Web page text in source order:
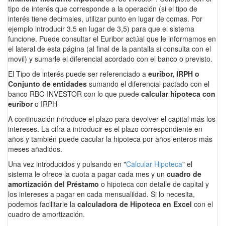
tipo de interés que corresponde a la operación (si el tipo de
interés tiene decimales, utilizar punto en lugar de comas. Por
ejemplo introducir 3.5 en lugar de 3,5) para que el sistema
funcione. Puede consultar el Euribor actúal que le informamos en
el lateral de esta página (al final de la pantalla si consulta con el
movil) y sumarle el diferencial acordado con el banco o previsto.
El Tipo de interés puede ser referenciado a euribor, IRPH o
Conjunto de entidades sumando el diferencial pactado con el
banco RBC-INVESTOR con lo que puede calcular hipoteca con
euriboro IRPH
A continuación introduce el plazo para devolver el capital más los
intereses. La cifra a introducir es el plazo correspondiente en
años y también puede cacular la hipoteca por años enteros más
meses añadidos.
Una vez introducidos y pulsando en "Calcular Hipoteca" el
sistema le ofrece la cuota a pagar cada mes y un cuadro de
amortización del Préstamo o hipoteca con detalle de capital y
los intereses a pagar en cada mensualildad. Si lo necesita,
podemos facilitarle la calculadora de Hipoteca en Excel con el
cuadro de amortización.